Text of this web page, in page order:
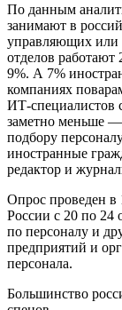
По данным
занимают в
управляющих или
отделов
9%. А 7%
компаниях
ИТ-специалистов
заметно меньше
подбору
иностранные
редактор и
Опрос проведен в
России с 20 по 24
по персоналу и
предприятий и
персонала.
Большинство